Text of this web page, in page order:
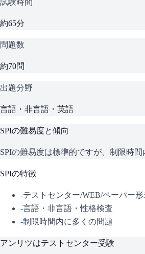
試験時間
約65分
問題数
約70問
出題分野
言語・非言語・英語
SPIの難易度と傾向
SPIの難易度は標準的ですが、制限時
SPIの特徴
-テストセンター/WEB/ペーパー形
-言語・非言語・性格検査
-制限時間内に多くの問題
アンリツはテストセンター受験